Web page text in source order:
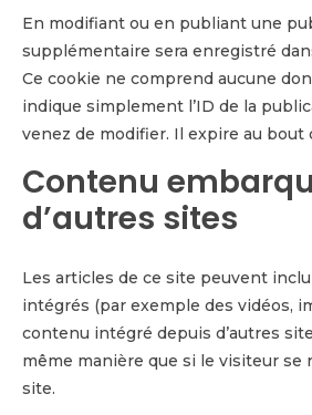
En modifiant ou en publiant une
supplémentaire sera enregistré
Ce cookie ne comprend aucune
indique simplement l’ID de la
venez de modifier. Il expire au bout
Contenu
d’autres sites
Les articles de ce site peuvent
intégrés (par exemple des vidéos,
contenu intégré depuis d’autres
même manière que si le visiteur se
site.